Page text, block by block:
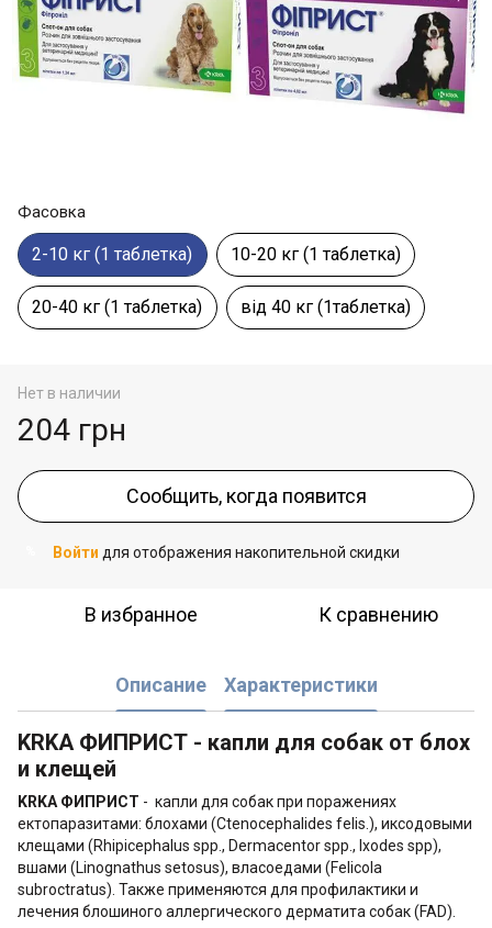
Фасовка
2-10 кг (1 таблетка) 10-20 кг (1 таблетка)
20-40 кг (1 таблетка) від 40 кг (1таблетка)
Нет в наличии
204 грн
Сообщить, когда появится
Войти для отображения накопительной скидки
В избранное К сравнению
Описание Характеристики
KRKA ФИПРИСТ - капли для собак от блох
и клещей
KRKA ФИПРИСТ - капли для собак при поражениях
ектопаразитами: блохами (Ctenocephalides felis.), иксодовыми
клещами (Rhipicephalus spp., Dermacentor spp., Ixodes spp),
вшами (Linognathus setosus), власоедами (Felicola
subroctratus). Также применяются для профилактики и
лечения блошиного аллергического дерматита собак (FAD).